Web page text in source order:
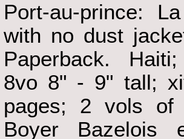
‎Port-au-prince:
with no dust
Paperback.
8vo 8" - 9" tall;
pages; 2 vols
Boyer